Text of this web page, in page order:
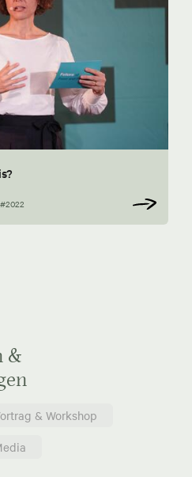
#2022
&
& Workshop